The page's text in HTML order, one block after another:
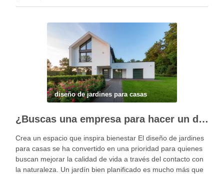
pueden alterar el equilibrio del …
diseño de jardines para casas
¿Buscas una empresa para hacer un diseño profesional de jardines en tu casa?
Crea un espacio que inspira bienestar El diseño de jardines
para casas se ha convertido en una prioridad para quienes
buscan mejorar la calidad de vida a través del contacto con
la naturaleza. Un jardín bien planificado es mucho más que